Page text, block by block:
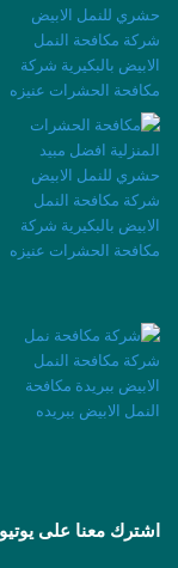
اشترك معنا على